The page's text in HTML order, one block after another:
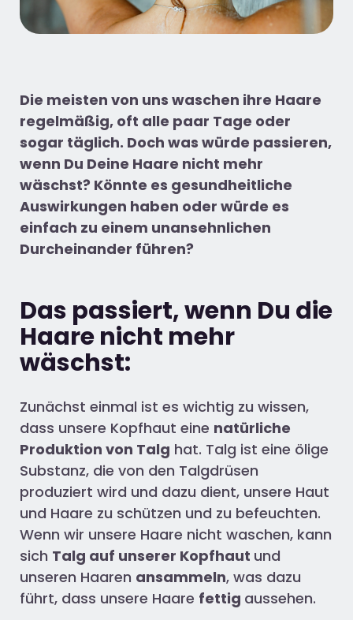
Die meisten von uns waschen ihre Haare
regelmäßig, oft alle paar Tage oder
sogar täglich. Doch was würde passieren,
wenn Du Deine Haare nicht mehr
wäschst? Könnte es gesundheitliche
Auswirkungen haben oder würde es
einfach zu einem unansehnlichen
Durcheinander führen?
Das passiert, wenn Du die
Haare nicht mehr
wäschst:
Zunächst einmal ist es wichtig zu wissen,
dass unsere Kopfhaut eine natürliche
Produktion von Talg hat. Talg ist eine ölige
Substanz, die von den Talgdrüsen
produziert wird und dazu dient, unsere Haut
und Haare zu schützen und zu befeuchten.
Wenn wir unsere Haare nicht waschen, kann
sich Talg auf unserer Kopfhaut und
unseren Haaren ansammeln, was dazu
führt, dass unsere Haare fettig aussehen.